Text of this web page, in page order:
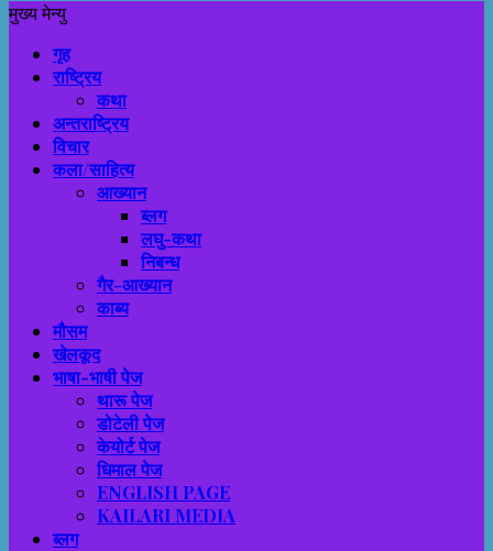
मुख्य मेन्यु
गृह
राष्ट्रिय
कथा
अन्तराष्ट्रिय
विचार
कला/साहित्य
आख्यान
ब्लग
लघु-कथा
निबन्ध
गैर-आख्यान
काब्य
मौसम
खेलकूद
भाषा-भाषी पेज
थारू पेज
डोटेली पेज
केयोर्ट पेज
धिमाल पेज
ENGLISH PAGE
KAILARI MEDIA
ब्लग